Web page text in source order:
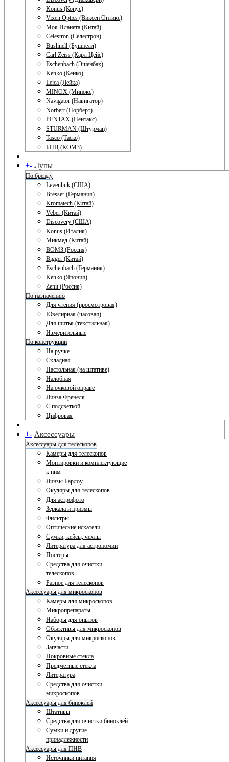
Konus (Конус)
Vixen Optics (Виксен Оптикс)
Моя Планета (Китай)
Celestron (Селестрон)
Bushnell (Бушнелл)
Carl Zeiss (Карл Цейс)
Eschenbach (Эшенбах)
Kenko (Кенко)
Leica (Лейка)
MINOX (Минокс)
Navigator (Навигатор)
Norbert (Норберт)
PENTAX (Пентакс)
STURMAN (Штурман)
Tasco (Таско)
БПЦ (КОМЗ)
+- Лупы
По бренду
Levenhuk (США)
Bresser (Германия)
Kromatech (Китай)
Veber (Китай)
Discovery (США)
Konus (Италия)
Микмед (Китай)
ВОМЗ (Россия)
Bigger (Китай)
Eschenbach (Германия)
Kenko (Япония)
Zenit (Россия)
По назначению
Для чтения (просмотровая)
Ювелирная (часовая)
Для шитья (текстильная)
Измерительные
По конструкции
На ручке
Складная
Настольная (на штативе)
Налобная
На очковой оправе
Линза Френеля
С подсветкой
Цифровая
+- Аксессуары
Аксессуары для телескопов
Камеры для телескопов
Монтировки и комплектующие
к ним
Линзы Барлоу
Окуляры для телескопов
Для астрофото
Зеркала и призмы
Фильтры
Оптические искатели
Сумки, кейсы, чехлы
Литература для астрономии
Постеры
Средства для очистки
телескопов
Разное для телескопов
Аксессуары для микроскопов
Камеры для микроскопов
Микропрепараты
Наборы для опытов
Объективы для микроскопов
Окуляры для микроскопов
Запчасти
Покровные стекла
Предметные стекла
Литература
Средства для очистки
микроскопов
Аксессуары для биноклей
Штативы
Средства для очистки биноклей
Сумки и другие
принадлежности
Аксессуары для ПНВ
Источники питания